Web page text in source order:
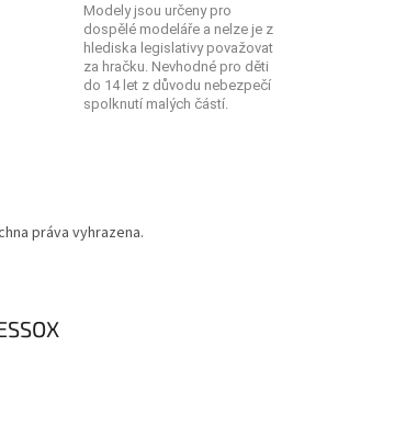
Modely jsou určeny pro
dospělé modeláře a nelze je z
hlediska legislativy považovat
za hračku. Nevhodné pro děti
do 14 let z důvodu nebezpečí
spolknutí malých částí.
práva vyhrazena.